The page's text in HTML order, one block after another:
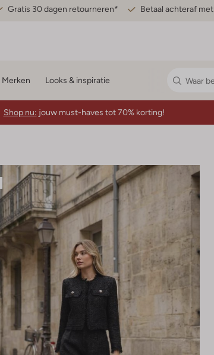
Gratis 30 dagen retourneren* Betaal achteraf
Merken Looks & inspiratie
Shop nu: jouw must-haves tot 70% korting!